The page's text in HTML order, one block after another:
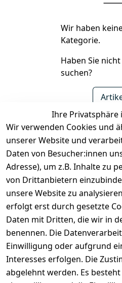
Wir haben
Kategorie.
Haben Sie
suchen?
Ihre Privatsphäre
Wir verwenden Cookies und
unserer Website und
Daten von Besucher:innen
Adresse), um z.B. Inhalte zu
von Drittanbietern
unsere Website zu
erfolgt erst durch gesetzte
Daten mit Dritten, die wir in
benennen. Die
Einwilligung oder aufgrund
Interesses erfolgen. Die
abgelehnt werden. Es
Rechtliches
Impressum
AGB
Datenschutze
rklärung
Widerrufsbe
lehrung
Muster-
Widerrufsfo
Kontakt
Kontakt
Registrieren